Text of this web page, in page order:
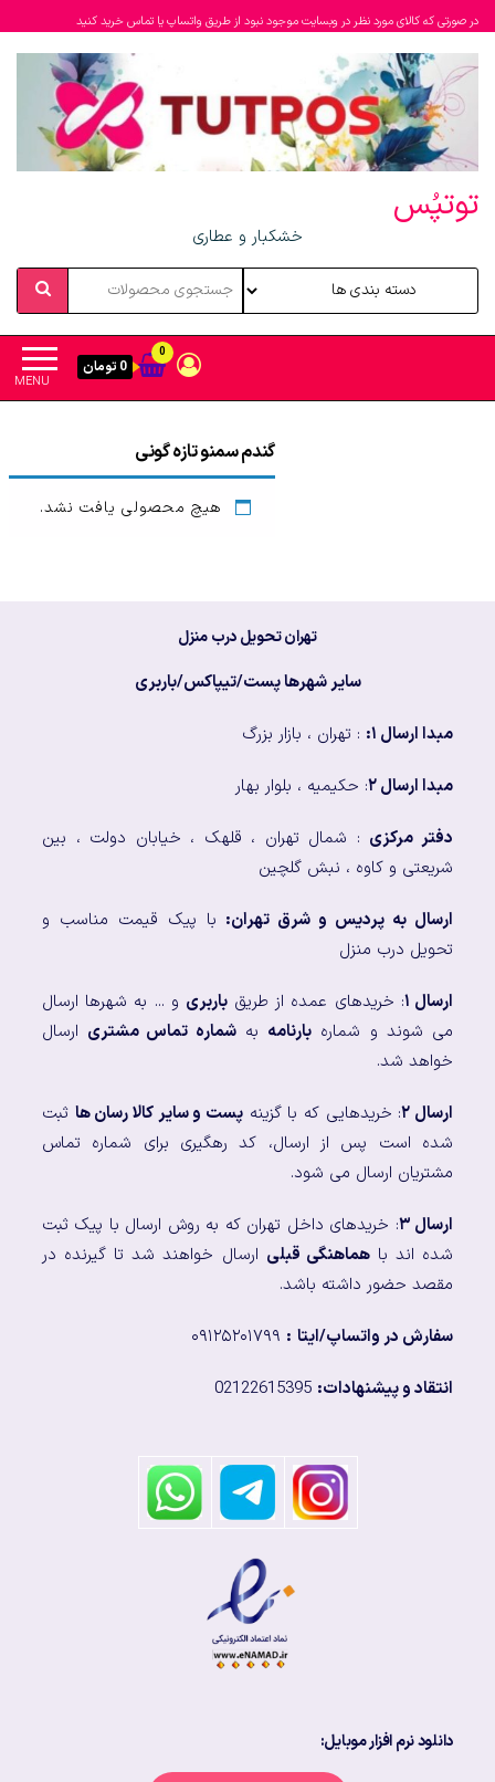
در صورتی که کالای مورد نظر در وبسایت موجود نبود از طریق واتساپ یا تماس خرید کنید
توتپُس
خشکبار و عطاری
MENU
0
0 تومان
گندم سمنو تازه گونی
هیچ محصولی یافت نشد.
تهران تحویل درب منزل
سایر شهرها پست/تیپاکس/باربری
مبدا ارسال ۱: : تهران ، بازار بزرگ
مبدا ارسال ۲ : حکیمیه ، بلوار بهار
دفتر مرکزی : شمال تهران ، قلهک ، خیابان دولت ، بین
شریعتی و کاوه ، نبش گلچین
ارسال به پردیس و شرق تهران: با پیک قیمت مناسب و
تحویل درب منزل
ارسال ۱ : خریدهای عمده از طریقباربری و ... به شهرها ارسال
می شوند و شماره بارنامه بهشماره تماس مشتری ارسال
خواهد شد.
ارسال ۲ : خریدهایی که با گزینه پست و سایر کالا رسان ها ثبت
شده است پس از ارسال، کد رهگیری برای شماره تماس
مشتریان ارسال می شود.
ارسال ۳
: خریدهای داخل تهران که به روش ارسال با پیک ثبت
شده اند باهماهنگی قبلی ارسال خواهند شد تا گیرنده در
مقصد حضور داشته باشد.
سفارش در واتساپ/ایتا :
انتقاد و پیشنهادات:
دانلود نرم افزار موبایل: